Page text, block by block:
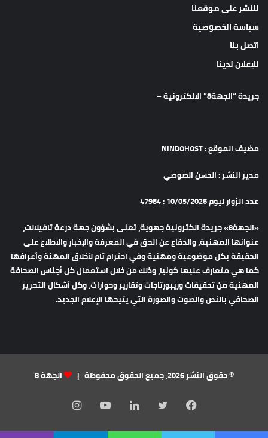
للنشر على موقعنا
سياسة الخصوصية
اتصل بنا
للإعلان لدينا
جريدة “الجهة8” الالكترونية –
مضيف الموقع : NINDOHOST
مدير النشر : الحسن الصوصي
عدد الزوار ليوم 10/05/2026 : 47984
«الجهة8» جريدة الكترونية جهوية، تعنى بشؤون جهة درعة تافيلالت،
عنوانها المهنية، والدفاع عن الحق في المعرفة والإخبار والاطلاع على
الحقيقة بكل موضوعية ومهنية وفي احترام تام لأخلاق المهنة وأعرافها
كما هي متعارف عليها كونيا، وذلك من خلال استعمال كل أجناس الصحافة
المهنية من تحقيقات وريبورتاجات وتقارير وحوارات، وكل أشكال التحرير
الصحافي بالنص والصوت والصورة التي يتيحها الإعلام الجديد.
© حقوق النشر 2026، جميع الحقوق محفوظة | الجهة 8